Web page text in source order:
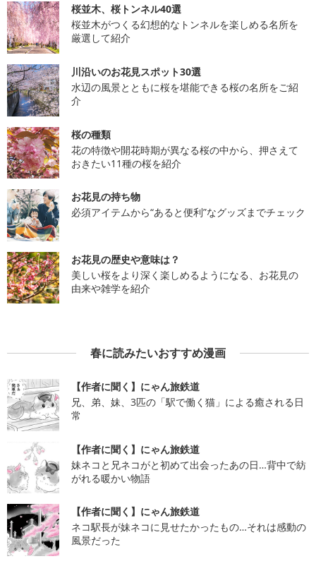
桜並木、桜トンネル40選
桜並木がつくる幻想的なトンネルを楽しめる名所を
厳選して紹介
川沿いのお花見スポット30選
水辺の風景とともに桜を堪能できる桜の名所をご紹
介
桜の種類
花の特徴や開花時期が異なる桜の中から、押さえて
おきたい11種の桜を紹介
お花見の持ち物
必須アイテムから“あると便利”なグッズまでチェック
お花見の歴史や意味は？
美しい桜をより深く楽しめるようになる、お花見の
由来や雑学を紹介
春に読みたいおすすめ漫画
【作者に聞く】にゃん旅鉄道
兄、弟、妹、3匹の「駅で働く猫」による癒される日
常
【作者に聞く】にゃん旅鉄道
妹ネコと兄ネコがと初めて出会ったあの日…背中で紡
がれる暖かい物語
【作者に聞く】にゃん旅鉄道
ネコ駅長が妹ネコに見せたかったもの…それは感動の
風景だった